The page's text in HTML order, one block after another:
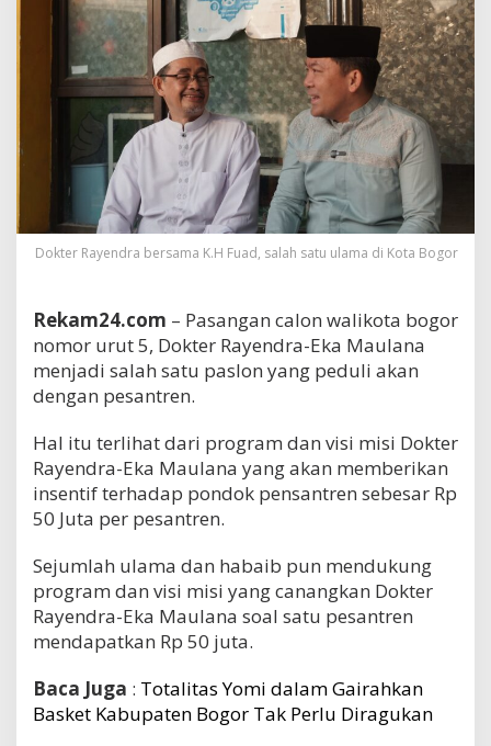
Dokter Rayendra bersama K.H Fuad, salah satu ulama di Kota Bogor
Rekam24.com – Pasangan calon walikota bogor
nomor urut 5, Dokter Rayendra-Eka Maulana
menjadi salah satu paslon yang peduli akan
dengan pesantren.
Hal itu terlihat dari program dan visi misi Dokter
Rayendra-Eka Maulana yang akan memberikan
insentif terhadap pondok pensantren sebesar Rp
50 Juta per pesantren.
Sejumlah ulama dan habaib pun mendukung
program dan visi misi yang canangkan Dokter
Rayendra-Eka Maulana soal satu pesantren
mendapatkan Rp 50 juta.
Baca Juga : Totalitas Yomi dalam Gairahkan
Basket Kabupaten Bogor Tak Perlu Diragukan